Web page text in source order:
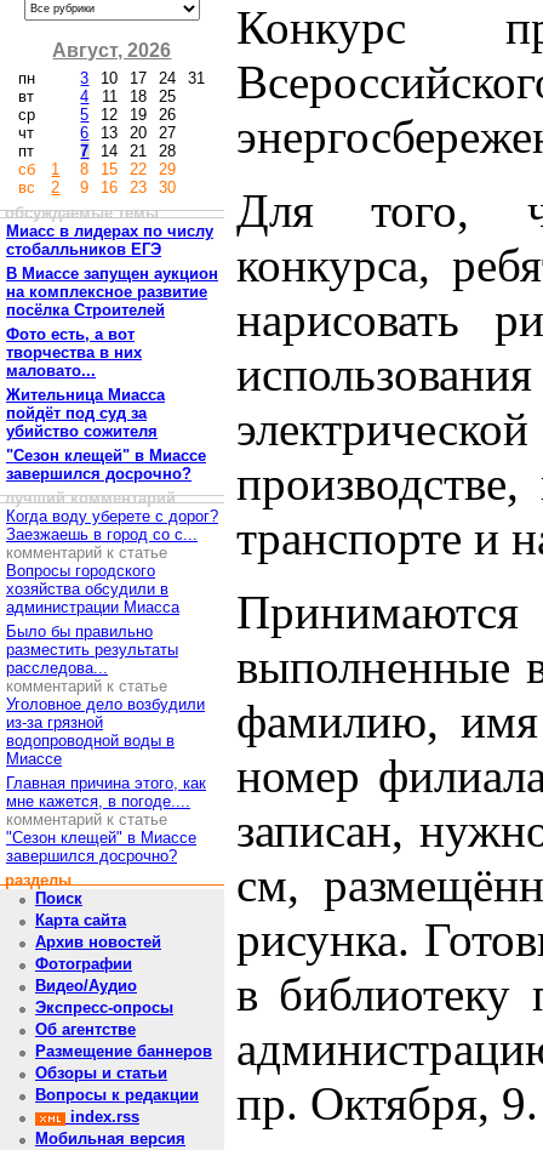
Август, 2026
пн
вт
ср
чт
пт
сб
вс
1
2
3
4
5
6
7
8
9
10
11
12
13
14
15
16
17
18
19
20
21
22
23
24
25
26
27
28
29
30
31
обсуждаемые темы
Миасс в лидерах по числу
стобалльников ЕГЭ
В Миассе запущен аукцион
на комплексное развитие
посёлка Строителей
Фото есть, а вот
творчества в них
маловато...
Жительница Миасса
пойдёт под суд за
убийство сожителя
"Сезон клещей" в Миассе
завершился досрочно?
лучший комментарий
Когда воду уберете с дорог?
Заезжаешь в город со с...
комментарий к статье
Вопросы городского
хозяйства обсудили в
администрации Миасса
Было бы правильно
разместить результаты
расследова...
комментарий к статье
Уголовное дело возбудили
из-за грязной
водопроводной воды в
Миассе
Главная причина этого, как
мне кажется, в погоде....
комментарий к статье
"Сезон клещей" в Миассе
завершился досрочно?
разделы
Поиск
Карта сайта
Архив новостей
Фотографии
Видео/Аудио
Экспресс-опросы
Об агентстве
Размещение баннеров
Обзоры и статьи
Вопросы к редакции
index.rss
Мобильная версия
Конкурс
Для того,
конкурса,
нарисовать
транспорте и
выполненные
фамилию, имя
номер
записан,
см,
рисунка.
в библиотеку
пр. Октября, 9.